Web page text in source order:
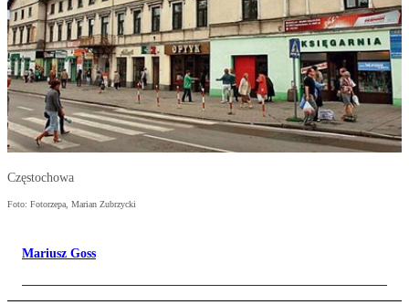
Częstochowa
Foto: Fotorzepa, Marian Zubrzycki
Mariusz Goss